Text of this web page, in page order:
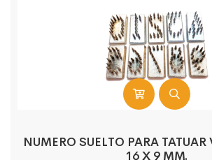
NUMERO SUELTO PARA
16 X 9 MM.